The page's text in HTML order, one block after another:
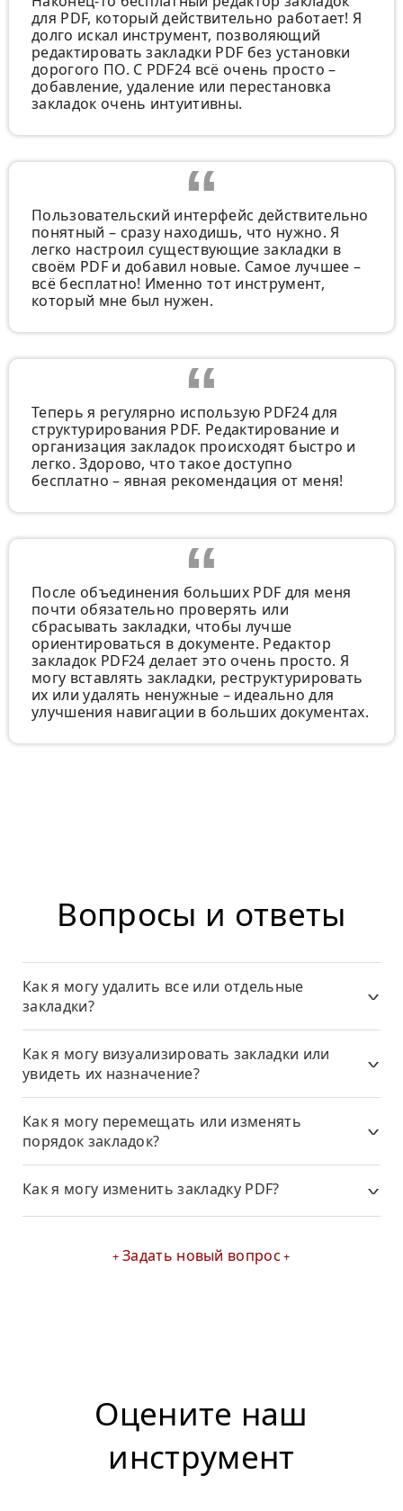
для PDF, который действительно работает! Я
долго искал инструмент, позволяющий
редактировать закладки PDF без установки
дорогого ПО. С PDF24 всё очень просто –
добавление, удаление или перестановка
закладок очень интуитивны.
Пользовательский интерфейс действительно
понятный – сразу находишь, что нужно. Я
легко настроил существующие закладки в
своём PDF и добавил новые. Самое лучшее –
всё бесплатно! Именно тот инструмент,
который мне был нужен.
Теперь я регулярно использую PDF24 для
структурирования PDF. Редактирование и
организация закладок происходят быстро и
легко. Здорово, что такое доступно
бесплатно – явная рекомендация от меня!
После объединения больших PDF для меня
почти обязательно проверять или
сбрасывать закладки, чтобы лучше
ориентироваться в документе. Редактор
закладок PDF24 делает это очень просто. Я
могу вставлять закладки, реструктурировать
их или удалять ненужные – идеально для
улучшения навигации в больших документах.
Вопросы и ответы
Как я могу удалить все или отдельные
закладки?
Как я могу визуализировать закладки или
увидеть их назначение?
Как я могу перемещать или изменять
порядок закладок?
Как я могу изменить закладку PDF?
Задать новый вопрос
Оцените наш
инструмент